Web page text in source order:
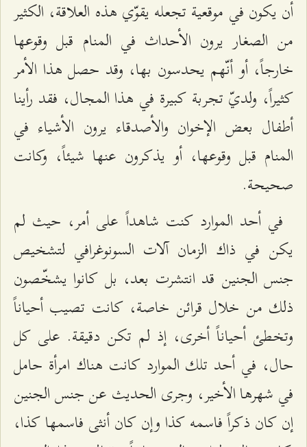
أن يكون في موقعية تجعله يقوّي هذه العلاقة، الكثير
من الصغار يرون الأحداث في المنام قبل وقوعها
خارجاً، أو أنّهم يحدسون بها، وقد حصل هذا الأمر
كثيراً، ولديّ تجربة كبيرة في هذا المجال، فقد رأينا
أطفال بعض الإخوان والأصدقاء يرون الأشياء في
المنام قبل وقوعها، أو يذكرون عنها شيئاً، وكانت
صحيحة.
في أحد الموارد كنت شاهداً على أمر، حيث لم
يكن في ذاك الزمان آلات السونوغرافي لتشخيص
جنس الجنين قد انتشرت بعد، بل كانوا يشخّصون
ذلك من خلال قرائن خاصة، كانت تصيب أحياناً
وتخطئ أحياناً أخرى، إذ لم تكن دقيقة. على كل
حال، في أحد تلك الموارد كانت هناك امرأة حامل
في شهرها الأخير، وجرى الحديث عن جنس الجنين
إن كان ذكراً فاسمه كذا وإن كان أنثى فاسمها كذا،